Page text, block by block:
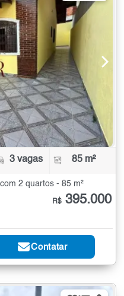
3 vagas 85 m²
2 quartos - 85 m²
R$ 395.000
Contatar